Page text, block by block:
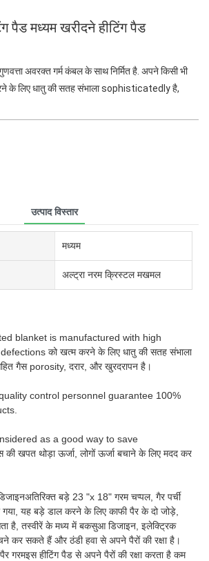
पैड मध्यम खरीदने हीटिंग पैड
अवरक्त गर्म कंबल के साथ निर्मित है. अपने किसी भी
के लिए धातु की सतह संभाला sophisticatedly है,
उत्पाद विस्तार
मध्यम
अल्ट्रा नरम क्रिस्टल मखमल
blanket is manufactured with high
को खत्म करने के लिए धातु की सतह संभाला
गैस porosity, दरार, और खुरदरापन है।
control personnel guarantee 100%
as a good way to save
खपत थोड़ा ऊर्जा, लोगों ऊर्जा बचाने के लिए मदद कर
बड़े 23 "x 18" गरम चप्पल, गैर पर्ची
गया, यह बड़े डाल करने के लिए काफी पैर के दो जोड़े,
है, तस्वीरें के मध्य में बकसुआ डिजाइन, इलेक्ट्रिक
कर सकते हैं और ठंडी हवा से अपने पैरों की रक्षा है।
गरमइस हीटिंग पैड से अपने पैरों की रक्षा करता है कम